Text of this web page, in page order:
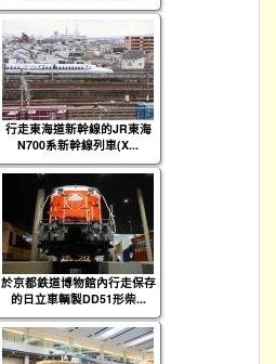
行走東海道新幹線的JR東海
N700系新幹線列車(X...
於京都鉄道博物館內行走保存
的日立車輌製DD51形柴...